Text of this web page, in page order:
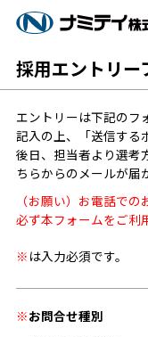
採用エントリー
エントリーは下記のフ
記入の上、「送信する
後日、担当者より選考
ちらからのメールが届
（お願い）お電話での
必ず本フォームをご利
※ は入力必須です。
※お問合せ種別